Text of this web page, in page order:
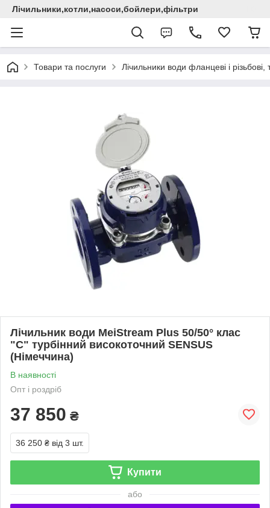
Лічильники,котли,насоси,бойлери,фільтри
Товари та послуги Лічильники води фланцеві і
Лічильник води MeiStream Plus 50/50° клас
"С" турбінний високоточний SENSUS
(Німеччина)
В наявності
Опт і роздріб
37 850 ₴
36 250 ₴ від 3 шт.
Купити
або